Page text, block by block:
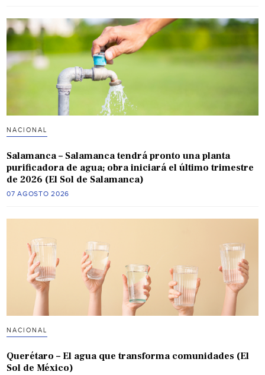
NACIONAL
Salamanca – Salamanca tendrá pronto una planta
purificadora de agua; obra iniciará el último trimestre
de 2026 (El Sol de Salamanca)
07 AGOSTO 2026
NACIONAL
Querétaro – El agua que transforma comunidades (El
Sol de México)